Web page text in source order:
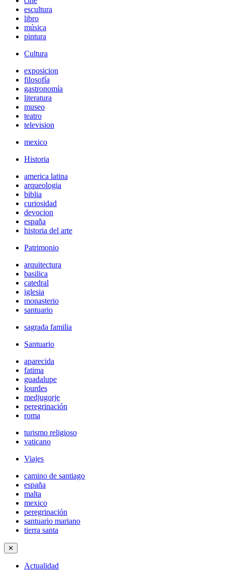
escultura
libro
música
pintura
Cultura
exposicion
filosofía
gastronomía
literatura
museo
teatro
television
mexico
Historia
america latina
arqueologia
biblia
curiosidad
devocion
españa
historia del arte
Patrimonio
arquitectura
basilica
catedral
iglesia
monasterio
santuario
sagrada familia
Santuario
aparecida
fatima
guadalupe
lourdes
medjugorje
peregrinación
roma
turismo religioso
vaticano
Viajes
camino de santiago
españa
malta
mexico
peregrinación
santuario mariano
tierra santa
✕
Actualidad